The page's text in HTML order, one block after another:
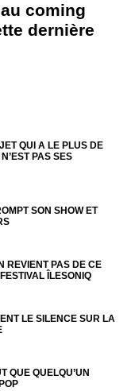
coming
dernière
QUI A LE PLUS DE
PAS SES
SON SHOW ET
REVIENT PAS DE CE
ÎLESONIQ
LE SILENCE SUR LA
QUE QUELQU’UN